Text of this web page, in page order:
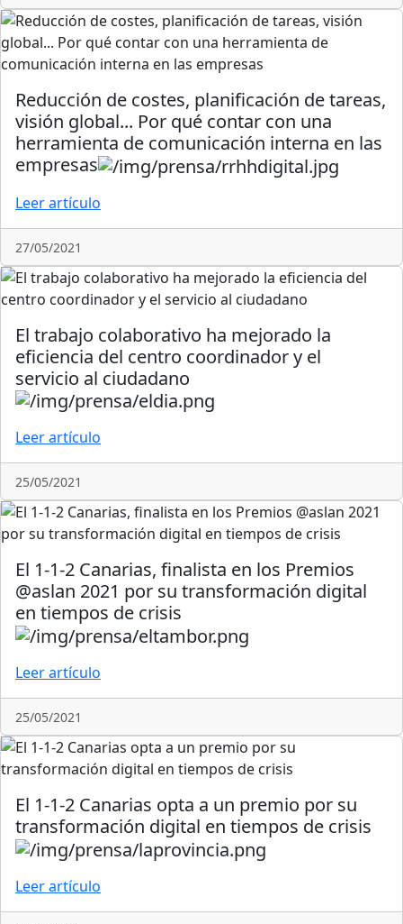
Reducción de costes, planificación de tareas,
visión global... Por qué contar con una
herramienta de comunicación interna en las
empresas
Leer artículo
27/05/2021
El trabajo colaborativo ha mejorado la
eficiencia del centro coordinador y el
servicio al ciudadano
Leer artículo
25/05/2021
El 1-1-2 Canarias, finalista en los Premios
@aslan 2021 por su transformación digital
en tiempos de crisis
Leer artículo
25/05/2021
El 1-1-2 Canarias opta a un premio por su
transformación digital en tiempos de crisis
Leer artículo